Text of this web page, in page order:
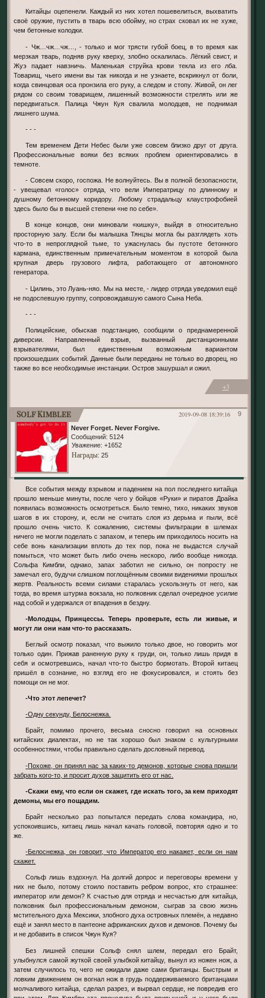
Китайцы оцепенели. Каждый из них хотел пошевелиться, выхватить
своё оружие, пустить в тварь всю обойму, но страх сковал их не хуже,
чем бетонные колодки.
- Чж…чж…чж…, - только и мог трясти губой боец, в то время как
мерзкая тварь, подняв руку кверху, злобно оскалилась. Лёгкий свист, и
Жуэ падает навзничь. Маленькая струйка крови текла из его лба.
Товарищ, чьего имени вы так никогда и не узнаете, вскрикнул от боли,
когда свинцовая оса пронзила его руку, а следом и стопу. Живой, он лег
рядом со своим товарищем, лишенный возможности стрелять или же
передвигаться. Палица Чжун Куя свалила молодцев, не поднимая
лишнего шума.
- - -
Тем временем Дети Небес были уже совсем близко друг от друга.
Профессиональные вояки без всяких проблем ориентировались в
темноте.
- Совсем скоро, госпожа. Не волнуйтесь. Вы в полной безопасности,
- увещевал «голос» отряда, что вели Императрицу по длинному и
душному бетонному коридору. Любому страдальцу клаустрофобией
здесь было бы в высшей степени «не по себе».
В конце концов, они миновали «кишку», выйдя в относительно
просторную залу. Если бы малышка Тянцзы могла бы разглядеть хоть
что-то в непроглядной тьме, то ужаснулась бы пустоте бетонного
кармана, единственным примечательным моментом в которой была
крупная дверь грузового лифта, работающего от автономного
генератора.
- Цилинь, это Луань-няо. Мы на месте, - лидер отряда уведомил ещё
не подоспевшую группу, сопровождавшую самого Сына Неба.
- - -
Полицейские, обыскав подстанцию, сообщили о преднамеренной
диверсии. Направленный взрыв, вызванный дистанционными
взрывателями, был единственным возможным вариантом
произошедших событий. Данные были переданы не только во дворец, но
также во все необходимые инстанции. Остров зашуршал и ожил.
+3
9
2019-09-08 18:39:16
Solf Kimblee
Never Forget. Never Forgive.
Сообщений: 5124
Уважение: +1652
Награды: 25
Все события между взрывом и падением на пол последнего китайца
прошло меньше минуты, после чего у бойцов «Руки» и пиратов Драйка
появилась возможность осмотреться. Было темно, тихо, никаких звуков
шагов в их сторону, и, если не считать слоя из дерьма и пыли, всё
прошло очень чисто. К сожалению, системы фильтрации в шлемах
ничего не могли поделать с запахом, и теперь им приходилось носить на
себе вонь канализации вплоть до тех пор, пока не выдастся случай
помыться, что может быть либо очень нескоро, либо вообще никогда.
Сольфа Кимбли, однако, запах заботил не сильно, он попросту не
замечал его, будучи слишком поглощённым своими видениями прошлых
жертв. Реальность всеми силами старалась ускользнуть от него, как
тогда, во время штурма вокзала, но полковник сделал очередное усилие
над собой и удержался от впадения в бездну.
-Молодцы, Принцессы. Теперь проверьте, есть ли живые, и
могут ли они нам что-то рассказать.
Беглый осмотр показал, что выжило только двое, но говорить мог
только один. Прижав раненную руку к груди, он, только лишь придя в
себя и осмотревшись, начал что-то быстро бормотать. Второй китаец
пришёл в сознание, но взгляд его не фокусировался, и стоять без
помощи он не мог.
-Что этот лепечет?
-Одну секунду, Белоснежка.
Брайт, помимо прочего, весьма сносно говорил на основных
китайских диалектах, но не так хорошо был знаком с культурными
особенностями, чтобы правильно сделать дословный перевод.
-Похоже, он принял нас за каких-то демонов, которые снова пришли
забрать кого-то, и просит духов защитить его от нас.
-Скажи ему, что если он скажет, где искать того, за кем приходят
демоны, мы его пощадим.
Брайт несколько раз попытался передать слова командира, но,
успокоившись, китаец лишь начал качать головой, повторяя одно и то
же.
-Белоснежка, он говорит, что Император его накажет, если он нам
скажет.
Сольф лишь вздохнул. На долгий допрос и переговоры времени у
них не было, потому стоило поставить ребром вопрос, кто страшнее:
император или демон? К счастью для отряда и несчастью для китайца,
полковник был профессиональным демоном, сыграв за свою жизнь
мстительного духа Мексики, злобного духа островных племён, а недавно
ещё и занял место в пантеоне африканских духов и демонов. Почему бы
и не добавить в список Чжун Куя?
Без лишней спешки Сольф снял шлем, передал его Брайт,
улыбнулся самой жуткой своей улыбкой китайцу, вынул из ножен нож, а
затем случилось то, чего не ожидали даже сами британцы. Быстрым и
ловким движением он вогнал нож в грудь поддерживаемого британцами
молчаливого китайца, сделал разрез, и вырвал сердце, не повредив его